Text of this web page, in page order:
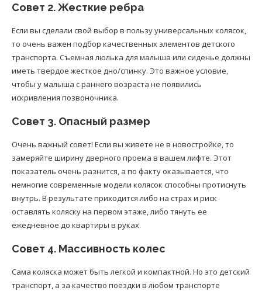
Совет 2. Жесткие ребра
Если вы сделали свой выбор в пользу универсальных колясок,
то очень важен подбор качественных элементов детского
транспорта. Съемная люлька для малыша или сиденье должны
иметь твердое жесткое дно/спинку. Это важное условие,
чтобы у малыша с раннего возраста не появились
искривления позвоночника.
Совет 3. Опасный размер
Очень важный совет! Если вы живете не в новостройке, то
замеряйте ширину дверного проема в вашем лифте. Этот
показатель очень разнится, а по факту оказывается, что
немногие современные модели колясок способны протиснуть
внутрь. В результате приходится либо на страх и риск
оставлять коляску на первом этаже, либо тянуть ее
ежедневное до квартиры в руках.
Совет 4. Массивность колес
Сама коляска может быть легкой и компактной. Но это детский
транспорт, а за качество поездки в любом транспорте